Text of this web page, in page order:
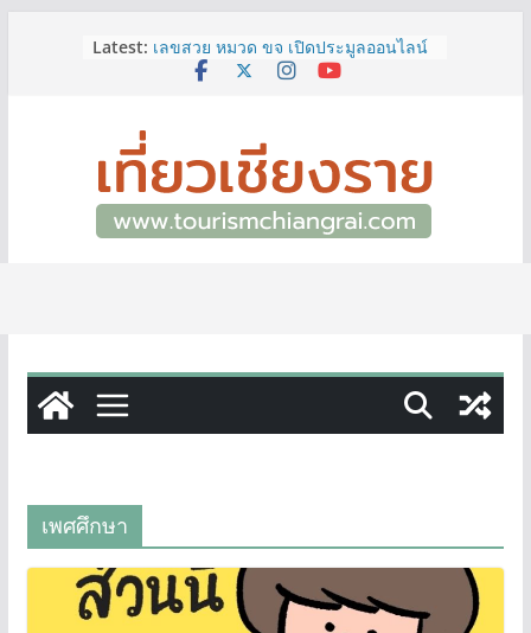
Latest: เลขสวย หมวด ขจ เปิดประมูลออนไลน์
แล้ววันนี้ เลขเด่น เลขมงคล ความหมาย
จ.เชียงราย ที่ไม่ควรพลาด!
12–16 ส.ค.นี้ เตรียมพบกับมหกรรมสุด
ยิ่งใหญ่แห่งปี “อุตสาหกรรมแฟร์ ล้านนา
ตะวันออก 2026”
ผู้ว่าฯ เชียงราย เยี่ยมชม “ป๊ะกาด Vol.2”
“Feel All the Feelings” เที่ยวให้สนุก
เก็บแสตมป์ครบ แล้วรับของที่ระลึกสุด
เพศศึกษา